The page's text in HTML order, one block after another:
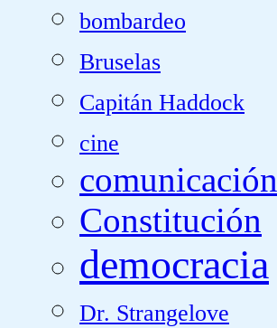
bombardeo
Bruselas
Capitán Haddock
cine
comunicación
Constitución
democracia
Dr. Strangelove